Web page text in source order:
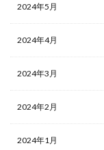
2024年5月
2024年4月
2024年3月
2024年2月
2024年1月